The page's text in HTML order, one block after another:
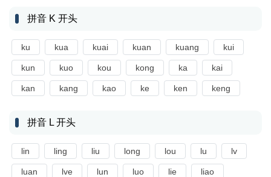
拼音 K 开头
ku kua kuai kuan kuang kui
kun kuo kou kong ka kai
kan kang kao ke ken keng
拼音 L 开头
lin ling liu long lou lu lv
luan lve lun luo lie liao